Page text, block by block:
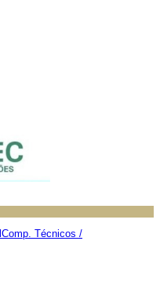
Comp. Técnicos /